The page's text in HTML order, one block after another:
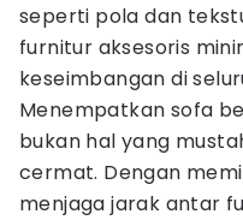
seperti pola dan
furnitur aksesoris
keseimbangan di
Menempatkan sofa
bukan hal yang
cermat. Dengan
menjaga jarak antar